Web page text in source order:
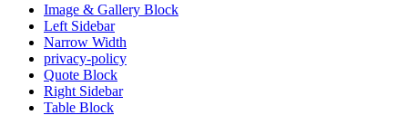
Image & Gallery Block
Left Sidebar
Narrow Width
privacy-policy
Quote Block
Right Sidebar
Table Block